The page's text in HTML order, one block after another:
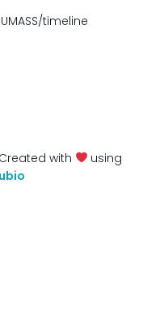
timeline
Created with
using